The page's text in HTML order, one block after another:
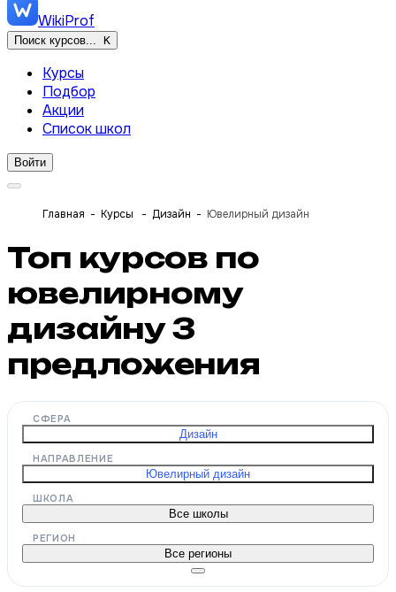
WikiProf
Поиск курсов... K
Курсы
Подбор
Акции
Список школ
Войти
Главная Курсы Дизайн Ювелирный дизайн
Топ курсов по
ювелирному
дизайну3
предложения
СФЕРА
Дизайн
НАПРАВЛЕНИЕ
Ювелирный дизайн
ШКОЛА
Все школы
РЕГИОН
Все регионы